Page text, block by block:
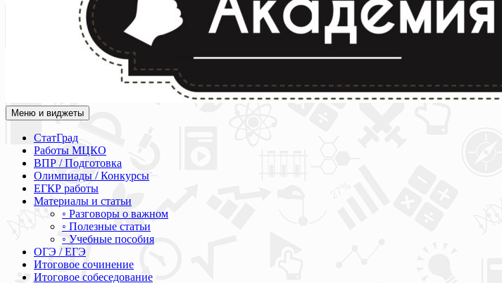
Академия СОВА
Подготовка к ЕГЭ, ОГЭ, ВПР, МЦКО, СтатГрад, КДР, ВОШ, олимпиады и конкурсы
Меню и виджеты
СтатГрад
Работы МЦКО
ВПР / Подготовка
Олимпиады / Конкурсы
ЕГКР работы
Материалы и статьи
◦ Разговоры о важном
◦ Полезные статьи
◦ Учебные пособия
ОГЭ / ЕГЭ
Итоговое сочинение
Итоговое собеседование